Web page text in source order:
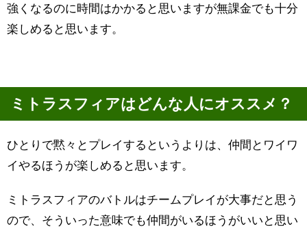
強くなるのに時間はかかると思いますが無課金でも十分
楽しめると思います。
ミトラスフィアはどんな人にオススメ？
ひとりで黙々とプレイするというよりは、仲間とワイワ
イやるほうが楽しめると思います。
ミトラスフィアのバトルはチームプレイが大事だと思う
ので、そういった意味でも仲間がいるほうがいいと思い